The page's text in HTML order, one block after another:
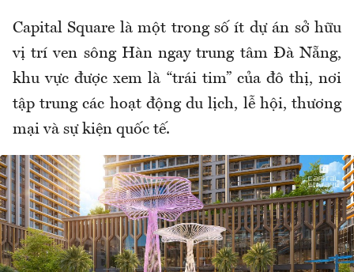
Capital Square là một trong số ít dự án sở hữu
vị trí ven sông Hàn ngay trung tâm Đà Nẵng,
khu vực được xem là “trái tim” của đô thị, nơi
tập trung các hoạt động du lịch, lễ hội, thương
mại và sự kiện quốc tế.